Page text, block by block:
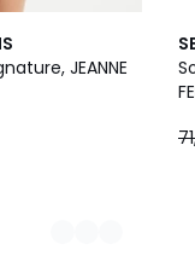
JEANNE